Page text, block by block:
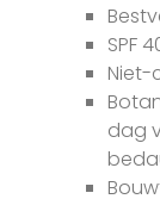
SPF
Niet-
dag